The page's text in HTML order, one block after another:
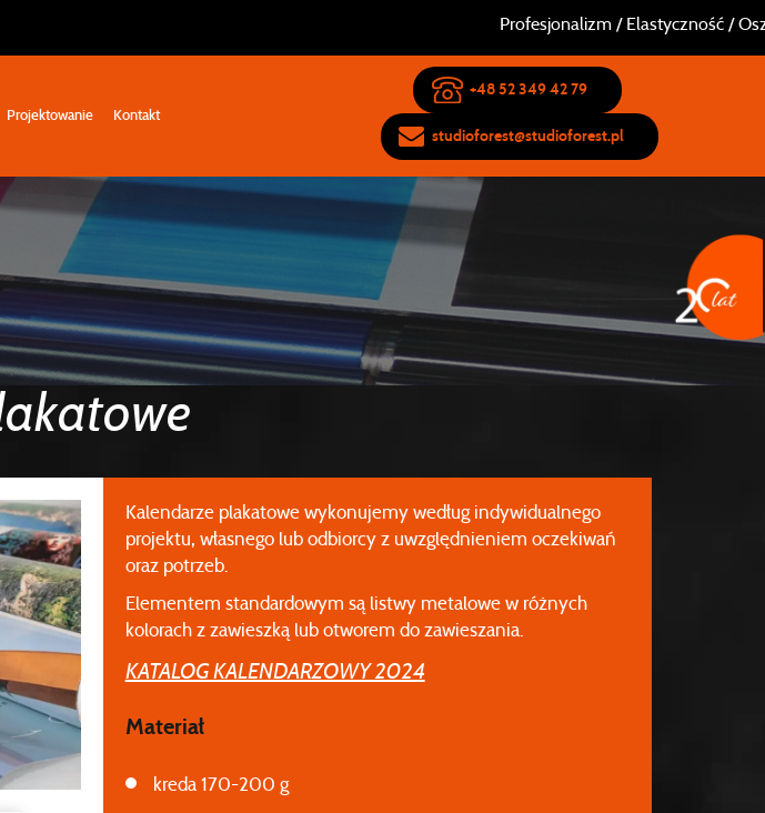
Profesjonalizm / Elastyczność /
Projektowanie Kontakt
+48 52 349 42 79
studioforest@studioforest.pl
Kalendarze plakatowe wykonujemy według indywidualnego
projektu, własnego lub odbiorcy z uwzględnieniem oczekiwań
oraz potrzeb.
Elementem standardowym są listwy metalowe w różnych
kolorach z zawieszką lub otworem do zawieszania.
KATALOG KALENDARZOWY 2024
Materiał
kreda 170-200 g